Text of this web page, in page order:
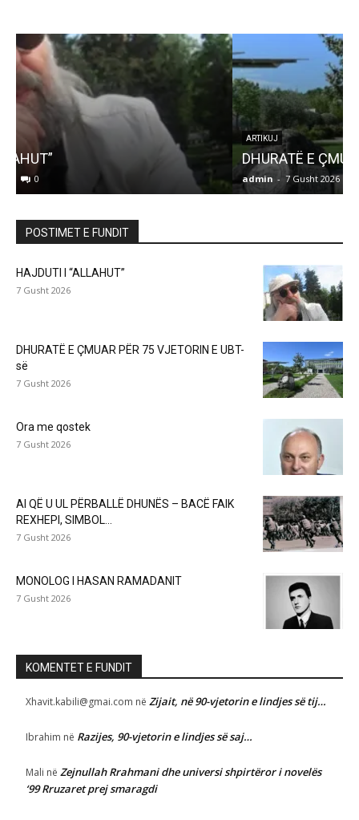
ARTIKUJ
DHURATË E ÇMUAR PËR 75 VJETORIN E UBT-së
admin
POSTIMET E FUNDIT
HAJDUTI I “ALLAHUT”
7 Gusht 2026
DHURATË E ÇMUAR PËR 75 VJETORIN E UBT-
së
7 Gusht 2026
Ora me qostek
7 Gusht 2026
AI QË U UL PËRBALLË DHUNËS – BACË FAIK
REXHEPI, SIMBOL...
7 Gusht 2026
MONOLOG I HASAN RAMADANIT
7 Gusht 2026
KOMENTET E FUNDIT
Xhavit.kabili@gmai.com në Zijait, në 90-vjetorin e lindjes së tij…
Ibrahim në Razijes, 90-vjetorin e lindjes së saj…
Mali në Zejnullah Rrahmani dhe universi shpirtëror i novelës
‘99 Rruzaret prej smaragdi